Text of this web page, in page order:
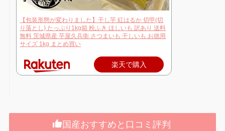
【包装形態が変わりました】干し芋 紅はるか 切甲(切
り落とし) たっぷり1kg箱 粉ふき ほしいも 訳あり 送料
無料 茨城県産 芋屋久兵衛 さつまいも 干しいも お徳用
サイズ 1kg まとめ買い
楽天で購入
国産おすすめと口コミ評判